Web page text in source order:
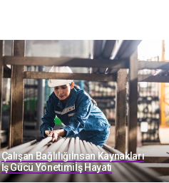
Çalışan Bağlılığıİnsan Kaynakları
İş Gücü Yönetimiİş Hayatı